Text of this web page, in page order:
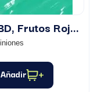
Té Negro con CBD, Frutos Rojos
Añadir